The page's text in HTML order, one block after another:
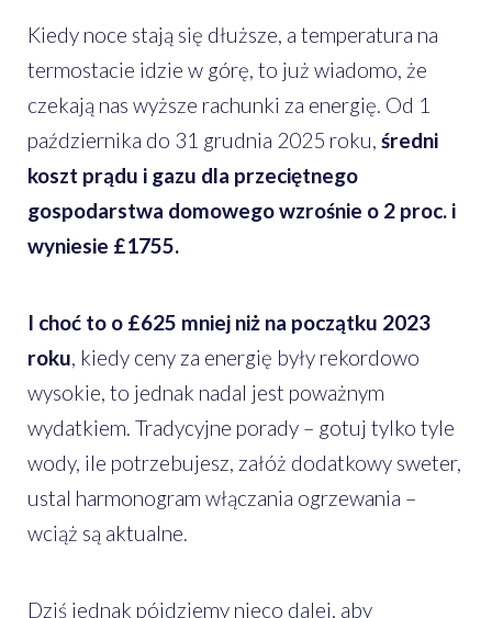
Kiedy noce stają się dłuższe, a temperatura na
termostacie idzie w górę, to już wiadomo, że
czekają nas wyższe rachunki za energię. Od 1
października do 31 grudnia 2025 roku, średni
koszt prądu i gazu dla przeciętnego
gospodarstwa domowego wzrośnie o 2 proc. i
wyniesie £1755.
I choć to o £625 mniej niż na początku 2023
roku , kiedy ceny za energię były rekordowo
wysokie, to jednak nadal jest poważnym
wydatkiem. Tradycyjne porady – gotuj tylko tyle
wody, ile potrzebujesz, załóż dodatkowy sweter,
ustal harmonogram włączania ogrzewania –
wciąż są aktualne.
Dziś jednak pójdziemy nieco dalej, aby